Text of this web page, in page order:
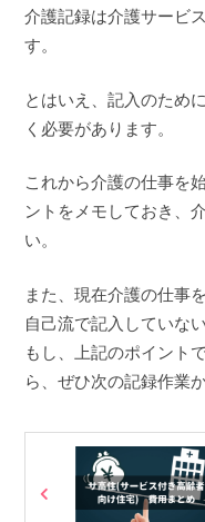
介護記録は介護サービ
す。
とはいえ、記入のため
く必要があります。
これから介護の仕事を
ントをメモしておき、
い。
また、現在介護の仕事
自己流で記入していな
もし、上記のポイント
ら、ぜひ次の記録作業